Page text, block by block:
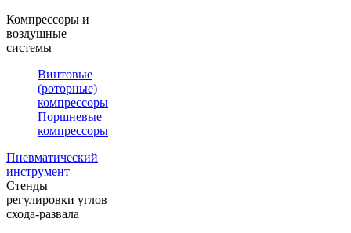
Компрессоры и
воздушные
системы
Винтовые
(роторные)
компрессоры
Поршневые
компрессоры
Пневматический
инструмент
Стенды
регулировки углов
схода-развала